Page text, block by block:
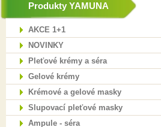
Produkty YAMUNA
AKCE 1+1
NOVINKY
Pleťové krémy a séra
Gelové krémy
Krémové a gelové masky
Slupovací pleťové masky
Ampule - séra